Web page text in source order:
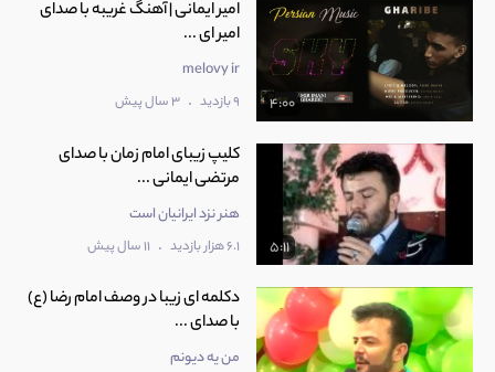
4:00
امیر ایمانی | آهنگ غریبه با صدای
امیر ای ...
melovy ir
9 بازدید . 3 سال پیش
5:11
کلیپ زیبای امام زمان با صدای
مرتضی ایمانی ...
هنر نزد ایرانیان است
6.1 هزار بازدید . 11 سال پیش
دکلمه ای زیبا در وصف امام رضا (ع)
با صدای ...
من یه دیونم